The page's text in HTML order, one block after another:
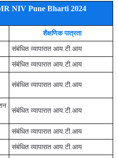
NIV Pune Bharti 2024
शैक्षणिक पात्रता
संबंधित व्यापारात आय.टी.आय
संबंधित व्यापारात आय.टी.आय
संबंधित व्यापारात आय.टी.आय
संबंधित व्यापारात आय.टी.आय
संबंधित व्यापारात आय.टी.आय
संबंधित व्यापारात आय.टी.आय